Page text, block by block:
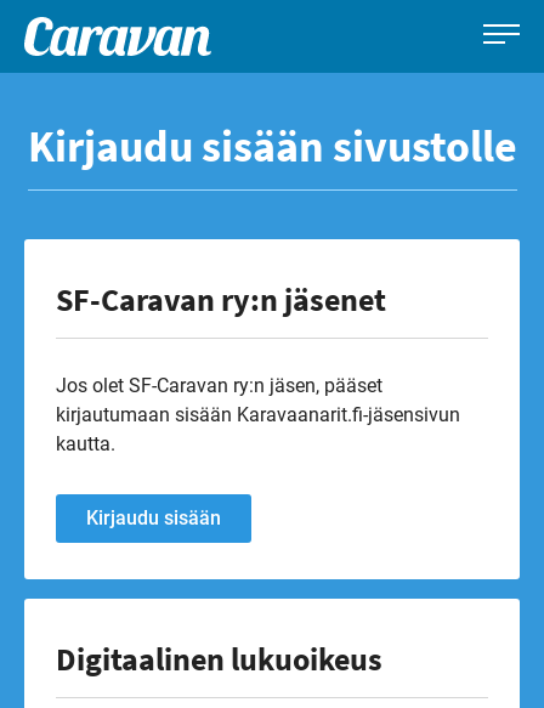
sisältöön
Caravan-
Leirintämatkailun
Kirjaudu sisään sivustolle
SF-Caravan ry:n jäsenet
Jos olet SF-Caravan ry:n jäsen, pääset
kirjautumaan sisään Karavaanarit.fi-jäsensivun
kautta.
Kirjaudu sisään
Digitaalinen lukuoikeus